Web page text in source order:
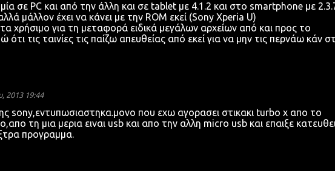
μία σε PC και από την άλλη και σε tablet με 4.1.2 και στο smartphone με
μάλλον έχει να κάνει με την ROM εκεί (Sony Xperia U)
χρήσιμο για τη μεταφορά ειδικά μεγάλων αρχείων από και προς το
τις ταινίες τις παίζω απευθείας από εκεί για να μην τις περνάω κάν
2013 19:44
sony,εντυπωσιαστηκα.μονο που εχω αγορασει στικακι turbo x απο το
τη μια μερια ειναι usb και απο την αλλη micro usb και επαιξε
προγραμμα.